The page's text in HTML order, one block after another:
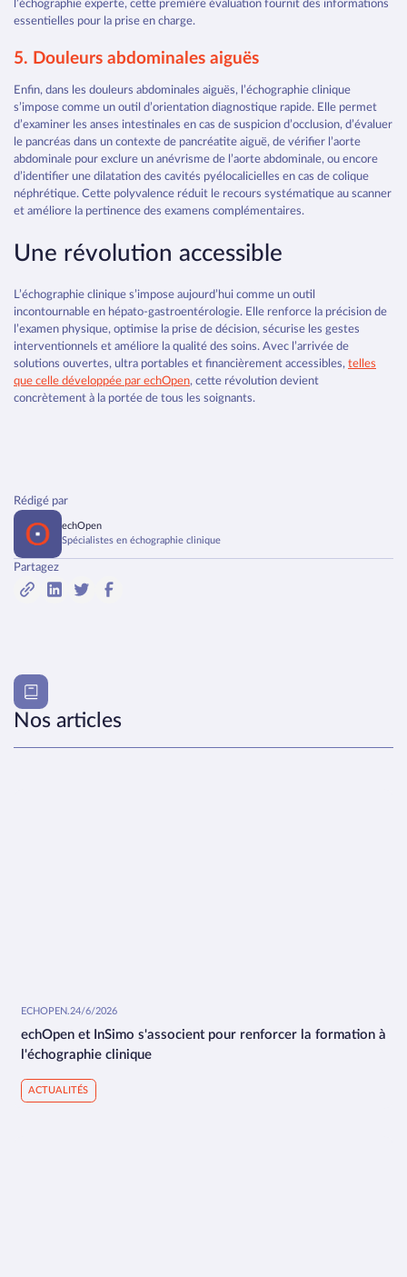
Rédigé par
echOpen
Spécialistes en échographie clinique
Partagez
l’échographie experte, cette première évaluation fournit des informations
essentielles pour la prise en charge.
5. Douleurs abdominales aiguës
Enfin, dans les douleurs abdominales aiguës, l’échographie clinique
s’impose comme un outil d’orientation diagnostique rapide. Elle permet
d’examiner les anses intestinales en cas de suspicion d’occlusion, d’évaluer
le pancréas dans un contexte de pancréatite aiguë, de vérifier l’aorte
abdominale pour exclure un anévrisme de l’aorte abdominale, ou encore
d’identifier une dilatation des cavités pyélocalicielles en cas de colique
néphrétique. Cette polyvalence réduit le recours systématique au scanner
et améliore la pertinence des examens complémentaires.
Une révolution accessible
L’échographie clinique s’impose aujourd’hui comme un outil
incontournable en hépato‑gastroentérologie. Elle renforce la précision de
l’examen physique, optimise la prise de décision, sécurise les gestes
interventionnels et améliore la qualité des soins. Avec l’arrivée de
solutions ouvertes, ultra portables et financièrement accessibles, telles
que celle développée par echOpen, cette révolution devient
concrètement à la portée de tous les soignants.
Nos articles
ECHOPEN.24/6/2026
echOpen et InSimo s'associent pour renforcer la formation à
l'échographie clinique
ACTUALITÉS